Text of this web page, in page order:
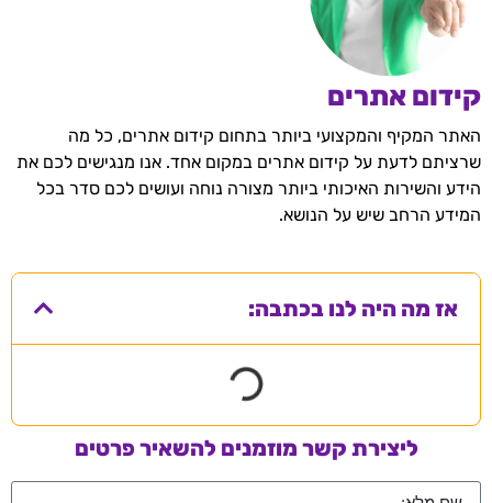
קידום אתרים
האתר המקיף והמקצועי ביותר בתחום קידום אתרים, כל מה
שרציתם לדעת על קידום אתרים במקום אחד. אנו מנגישים לכם את
הידע והשירות האיכותי ביותר מצורה נוחה ועושים לכם סדר בכל
המידע הרחב שיש על הנושא.
אז מה היה לנו בכתבה:
ליצירת קשר מוזמנים להשאיר פרטים